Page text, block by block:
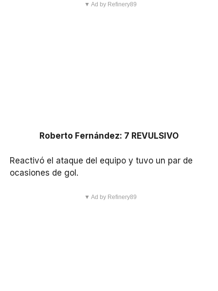
▼ Ad by Refinery89
Roberto Fernández: 7 REVULSIVO
Reactivó el ataque del equipo y tuvo un par de
ocasiones de gol.
▼ Ad by Refinery89